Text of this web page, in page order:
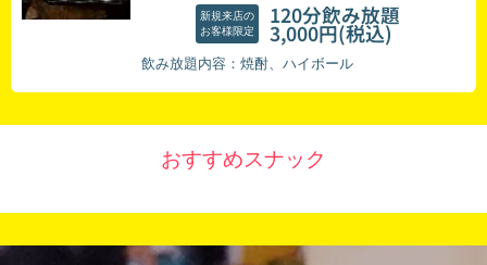
新規来店の
お客様限定
120分飲み放題
3,000円(税込)
飲み放題内容：焼酎、ハイボール
おすすめスナック